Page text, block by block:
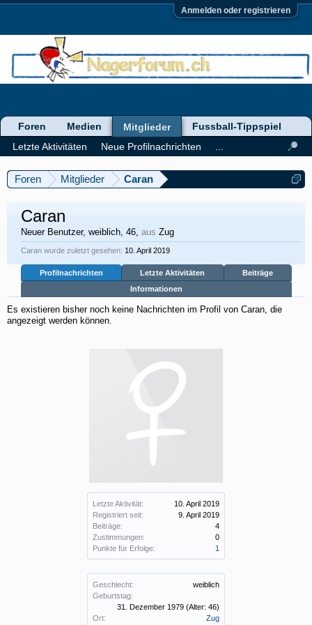
Anmelden oder registrieren
Foren Mitglieder Caran
Letzte Aktivität:
10. April 2019
Registriert seit:
9. April 2019
Beiträge:
4
Zustimmungen:
0
Punkte für Erfolge:
1
Geschlecht:
weiblich
Geburtstag:
31. Dezember 1979 (Alter: 46)
Ort:
Zug
Caran
Neuer Benutzer, weiblich, 46, aus Zug
Caran wurde zuletzt gesehen: 10. April 2019
Profilnachrichten Letzte Aktivitäten
Beiträge
Informationen
Es existieren bisher noch keine Nachrichten im Profil von Caran, die
angezeigt werden können.
Foren Medien
Mitglieder
Letzte Aktivitäten
Neue Profilnachrichten
Fussball-Tippspiel